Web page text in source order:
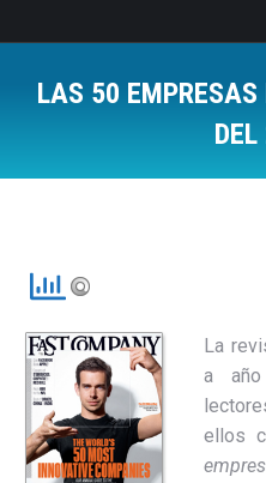
LAS 50
La
a
ellos